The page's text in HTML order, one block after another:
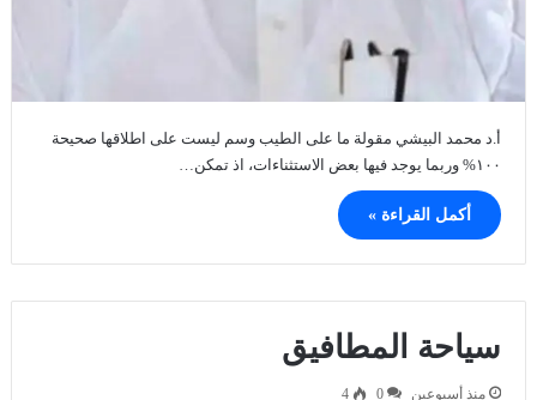
أ.د محمد البيشي مقولة ما على الطيب وسم ليست على اطلاقها صحيحة
١٠٠% وربما يوجد فيها بعض الاستثناءات، اذ تمكن…
أكمل القراءة »
سياحة المطافيق
منذ أسبوعين 0
4